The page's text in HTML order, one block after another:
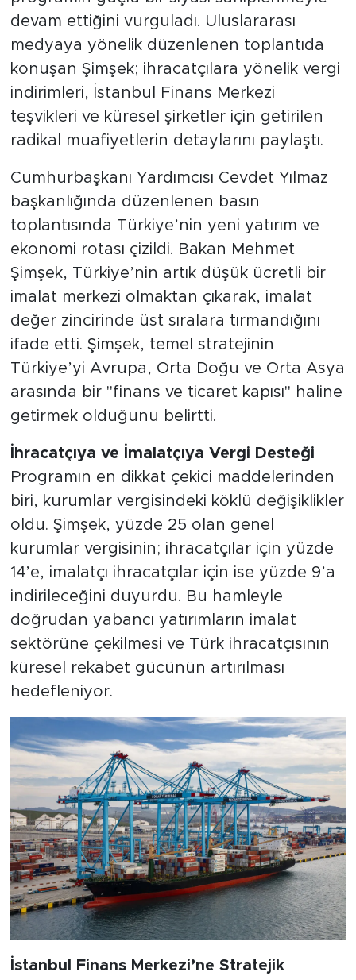
devam ettiğini vurguladı. Uluslararası
medyaya yönelik düzenlenen toplantıda
konuşan Şimşek; ihracatçılara yönelik vergi
indirimleri, İstanbul Finans Merkezi
teşvikleri ve küresel şirketler için getirilen
radikal muafiyetlerin detaylarını paylaştı.
Cumhurbaşkanı Yardımcısı Cevdet Yılmaz
başkanlığında düzenlenen basın
toplantısında Türkiye’nin yeni yatırım ve
ekonomi rotası çizildi. Bakan Mehmet
Şimşek, Türkiye’nin artık düşük ücretli bir
imalat merkezi olmaktan çıkarak, imalat
değer zincirinde üst sıralara tırmandığını
ifade etti. Şimşek, temel stratejinin
Türkiye’yi Avrupa, Orta Doğu ve Orta Asya
arasında bir "finans ve ticaret kapısı" haline
getirmek olduğunu belirtti.
İhracatçıya ve İmalatçıya Vergi Desteği
Programın en dikkat çekici maddelerinden
biri, kurumlar vergisindeki köklü değişiklikler
oldu. Şimşek, yüzde 25 olan genel
kurumlar vergisinin; ihracatçılar için yüzde
14’e, imalatçı ihracatçılar için ise yüzde 9’a
indirileceğini duyurdu. Bu hamleyle
doğrudan yabancı yatırımların imalat
sektörüne çekilmesi ve Türk ihracatçısının
küresel rekabet gücünün artırılması
hedefleniyor.
İstanbul Finans Merkezi’ne Stratejik